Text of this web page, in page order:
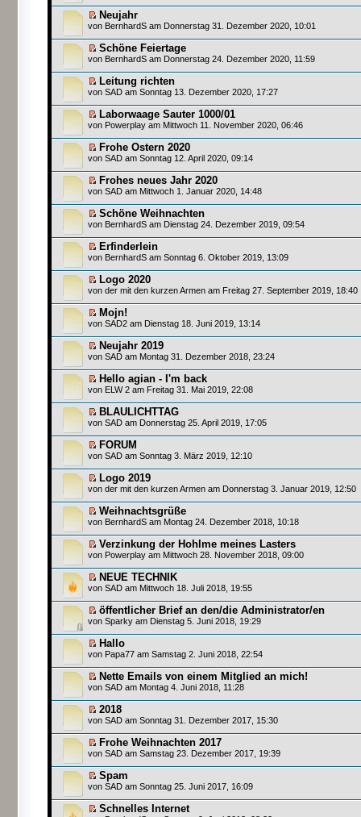
Neujahr
von BernhardS am Donnerstag 31. Dezember 2020, 10:01
Schöne Feiertage
von BernhardS am Donnerstag 24. Dezember 2020, 11:59
Leitung richten
von SAD am Sonntag 13. Dezember 2020, 17:27
Laborwaage Sauter 1000/01
von Powerplay am Mittwoch 11. November 2020, 06:46
Frohe Ostern 2020
von SAD am Sonntag 12. April 2020, 09:14
Frohes neues Jahr 2020
von SAD am Mittwoch 1. Januar 2020, 14:48
Schöne Weihnachten
von BernhardS am Dienstag 24. Dezember 2019, 09:54
Erfinderlein
von BernhardS am Sonntag 6. Oktober 2019, 13:09
Logo 2020
von der mit den kurzen Armen am Freitag 27. September 2019, 18:40
Mojn!
von SAD2 am Dienstag 18. Juni 2019, 13:14
Neujahr 2019
von SAD am Montag 31. Dezember 2018, 23:24
Hello agian - I'm back
von ELW 2 am Freitag 31. Mai 2019, 22:08
BLAULICHTTAG
von SAD am Donnerstag 25. April 2019, 17:05
FORUM
von SAD am Sonntag 3. März 2019, 12:10
Logo 2019
von der mit den kurzen Armen am Donnerstag 3. Januar 2019, 12:50
Weihnachtsgrüße
von BernhardS am Montag 24. Dezember 2018, 10:18
Verzinkung der Hohlme meines Lasters
von Powerplay am Mittwoch 28. November 2018, 09:00
NEUE TECHNIK
von SAD am Mittwoch 18. Juli 2018, 19:55
öffentlicher Brief an den/die Administrator/en
von Sparky am Dienstag 5. Juni 2018, 19:29
Hallo
von Papa77 am Samstag 2. Juni 2018, 22:54
Nette Emails von einem Mitglied an mich!
von SAD am Montag 4. Juni 2018, 11:28
2018
von SAD am Sonntag 31. Dezember 2017, 15:30
Frohe Weihnachten 2017
von SAD am Samstag 23. Dezember 2017, 19:39
Spam
von SAD am Sonntag 25. Juni 2017, 16:09
Schnelles Internet